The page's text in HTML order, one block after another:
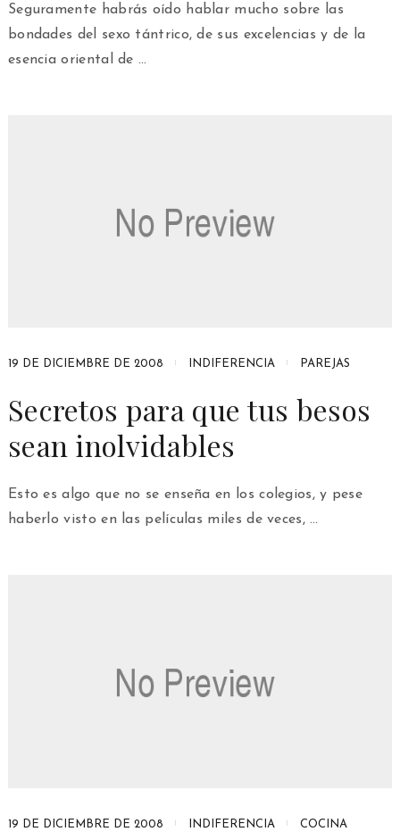
Seguramente habrás oído hablar mucho sobre las
bondades del sexo tántrico, de sus excelencias y de la
esencia oriental de …
19 DE DICIEMBRE DE 2008 INDIFERENCIA PAREJAS
Secretos para que tus besos
sean inolvidables
Esto es algo que no se enseña en los colegios, y pese
haberlo visto en las películas miles de veces, …
19 DE DICIEMBRE DE 2008 INDIFERENCIA COCINA